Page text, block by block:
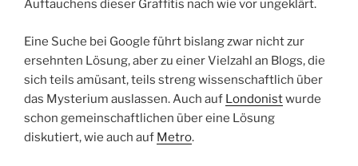
Auftauchens dieser Graffitis nach wie vor ungeklärt.
Eine Suche bei Google führt bislang zwar nicht zur
ersehnten Lösung, aber zu einer Vielzahl an Blogs, die
sich teils amüsant, teils streng wissenschaftlich über
das Mysterium auslassen. Auch auf Londonistwurde
schon gemeinschaftlichen über eine Lösung
diskutiert, wie auch auf Metro.